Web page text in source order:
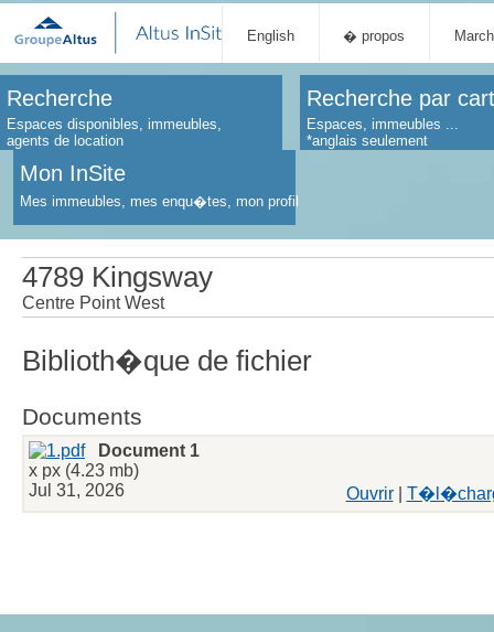
English � propos
Recherche
Espaces disponibles, immeubles,
agents de location
Recherche par
Espaces, immeubles ...
*anglais seulement
Mon InSite
Mes immeubles, mes enqu�tes, mon profil
4789 Kingsway
Centre Point West
Biblioth�que de fichier
Documents
Document 1
x px (4.23 mb)
Jul 31, 2026
Ouvrir|